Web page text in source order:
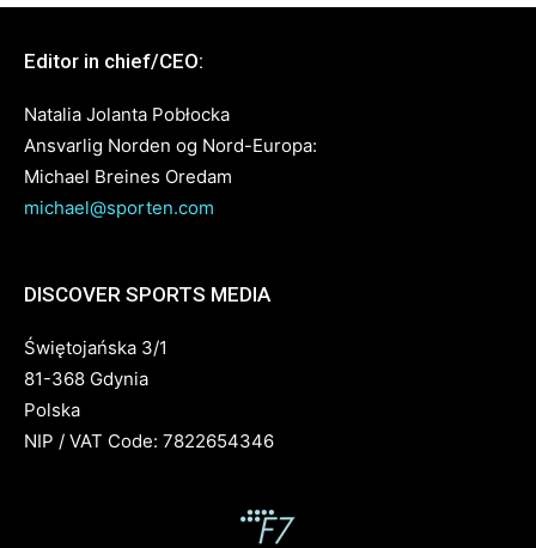
Editor in chief/CEO:
Natalia Jolanta Pobłocka
Ansvarlig Norden og Nord-Europa:
Michael Breines Oredam
michael@sporten.com
DISCOVER SPORTS MEDIA
Świętojańska 3/1
81-368 Gdynia
Polska
NIP / VAT Code: 7822654346